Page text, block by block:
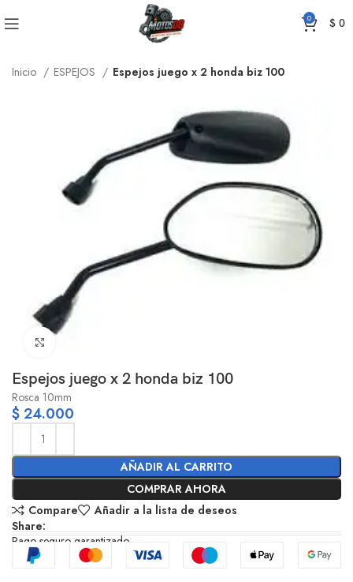
0 $0
Inicio ESPEJOS Espejos juego x 2 honda biz 100
Espejos juego x 2 honda biz 100
Rosca 10mm
$24.000
AÑADIR AL CARRITO
COMPRAR AHORA
Compare
Añadir a la lista de deseos
Share:
Pago seguro garantizado